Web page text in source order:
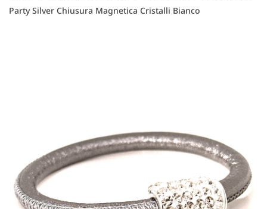
Party Silver Chiusura Magnetica Cristalli Bianco